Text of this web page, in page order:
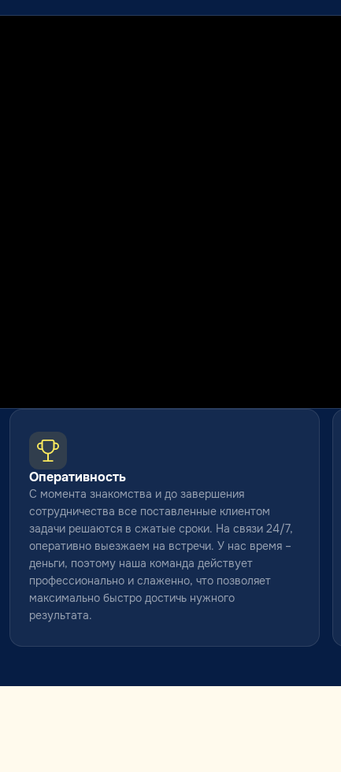
Оперативность
С момента знакомства и до завершения
сотрудничества все поставленные клиентом
задачи решаются в сжатые сроки. На связи 24/7,
оперативно выезжаем на встречи. У нас время –
деньги, поэтому наша команда действует
профессионально и слаженно, что позволяет
максимально быстро достичь нужного
результата.